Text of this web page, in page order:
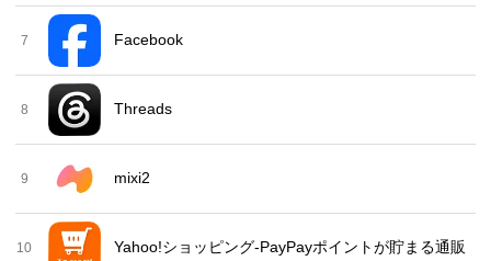
7 Facebook
8 Threads
9 mixi2
10 Yahoo!ショッピング-PayPayポイントが貯まる通販